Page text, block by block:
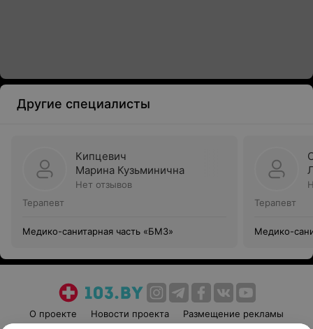
Другие специалисты
Кипцевич
Марина Кузьминична
Нет отзывов
Терапевт
Медико-санитарная часть «БМЗ»
Терапевт
Медико-
О проекте Новости проекта
Размещение рекламы